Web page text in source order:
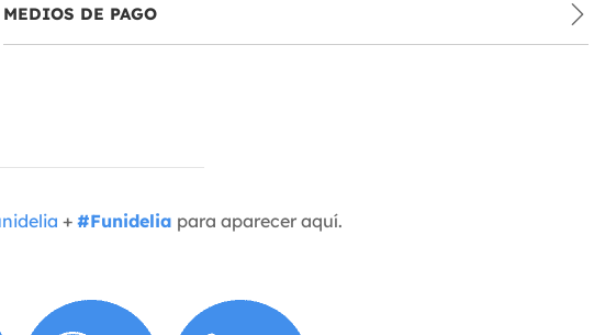
MEDIOS DE PAGO
+ #Funidelia para aparecer aquí.